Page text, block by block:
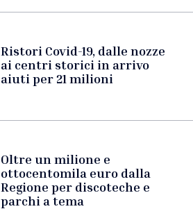
Ristori Covid-19, dalle nozze
ai centri storici in arrivo
aiuti per 21 milioni
Oltre un milione e
ottocentomila euro dalla
Regione per discoteche e
parchi a tema